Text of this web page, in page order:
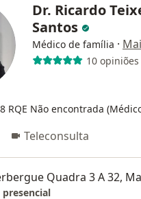
Dr. Ricardo
Santos
Médico de família ·
10 opiniões
RQE Não encontrada
Teleconsulta